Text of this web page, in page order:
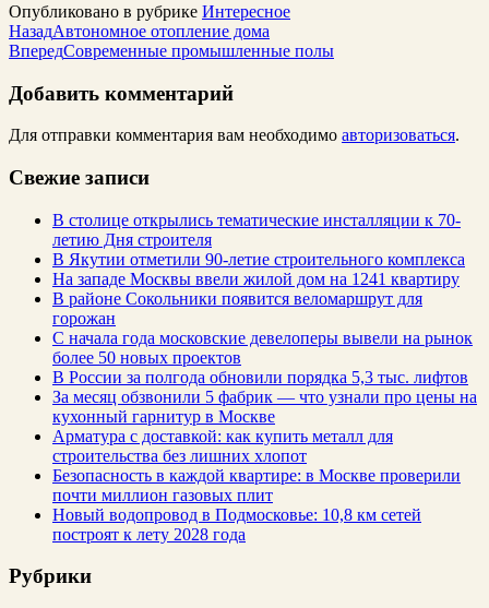
Опубликовано в рубрике Интересное
НазадАвтономное отопление дома
ВпередСовременные промышленные полы
Добавить комментарий
Для отправки комментария вам необходимо авторизоваться.
Свежие записи
В столице открылись тематические инсталляции к 70-
летию Дня строителя
В Якутии отметили 90-летие строительного комплекса
На западе Москвы ввели жилой дом на 1241 квартиру
В районе Сокольники появится веломаршрут для
горожан
С начала года московские девелоперы вывели на рынок
более 50 новых проектов
В России за полгода обновили порядка 5,3 тыс. лифтов
За месяц обзвонили 5 фабрик — что узнали про цены на
кухонный гарнитур в Москве
Арматура с доставкой: как купить металл для
строительства без лишних хлопот
Безопасность в каждой квартире: в Москве проверили
почти миллион газовых плит
Новый водопровод в Подмосковье: 10,8 км сетей
построят к лету 2028 года
Рубрики